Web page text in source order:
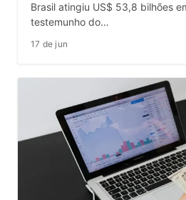
Brasil atingiu US$ 53,8 bilhões
testemunho do…
17 de jun